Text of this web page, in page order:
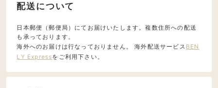
配送について
日本郵便（郵便局）にてお届けいたします。複数住所への配送
も承っております。
海外へのお届けは行なっておりません。 海外配送サービス BEN
LY Expressをご利用下さい。